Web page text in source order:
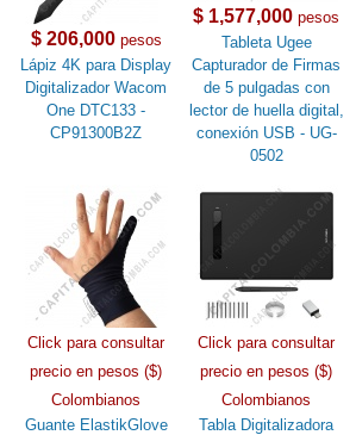
$ 206,000pesos
Lápiz 4K para Display
Digitalizador Wacom
One DTC133 -
CP91300B2Z
$ 1,577,000 pesos
Tableta Ugee
Capturador de Firmas
de 5 pulgadas con
lector de huella digital,
conexión USB - UG-
0502
Click para consultar
precio en pesos ($)
Colombianos
Guante ElastikGlove
Click para consultar
precio en pesos ($)
Colombianos
Tabla Digitalizadora